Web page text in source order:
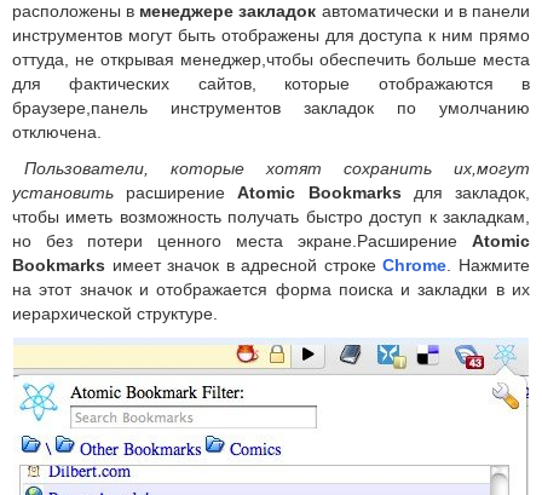
расположены в менеджере закладок автоматически и в панели
инструментов могут быть отображены для доступа к ним прямо
оттуда, не открывая менеджер,чтобы обеспечить больше места
для фактических сайтов, которые отображаются в
браузере,панель инструментов закладок по умолчанию
отключена.
Пользователи, которые хотят сохранить их,могут
установить расширениеAtomic Bookmarks для закладок,
чтобы иметь возможность получать быстро доступ к закладкам,
но без потери ценного места экране.Расширение Atomic
Bookmarks имеет значок в адресной строкеChrome . Нажмите
на этот значок и отображается форма поиска и закладки в их
иерархической структуре.